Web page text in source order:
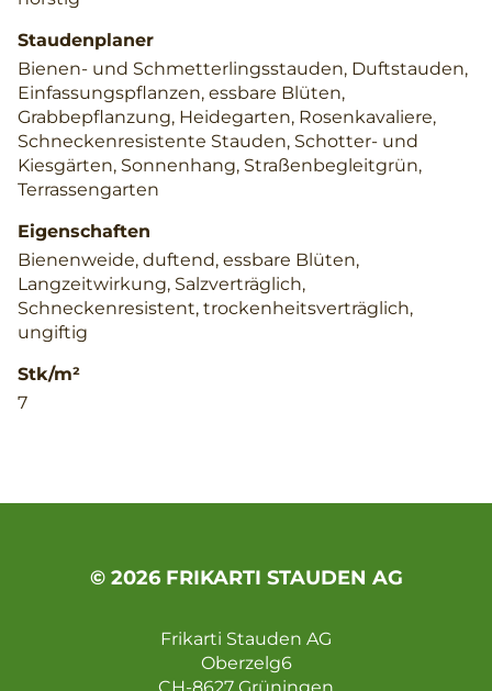
Staudenplaner
Bienen- und Schmetterlingsstauden, Duftstauden,
Einfassungspflanzen, essbare Blüten,
Grabbepflanzung, Heidegarten, Rosenkavaliere,
Schneckenresistente Stauden, Schotter- und
Kiesgärten, Sonnenhang, Straßenbegleitgrün,
Terrassengarten
Eigenschaften
Bienenweide, duftend, essbare Blüten,
Langzeitwirkung, Salzverträglich,
Schneckenresistent, trockenheitsverträglich,
ungiftig
Stk/m²
7
© 2026 FRIKARTI STAUDEN AG
Frikarti Stauden AG
Oberzelg6